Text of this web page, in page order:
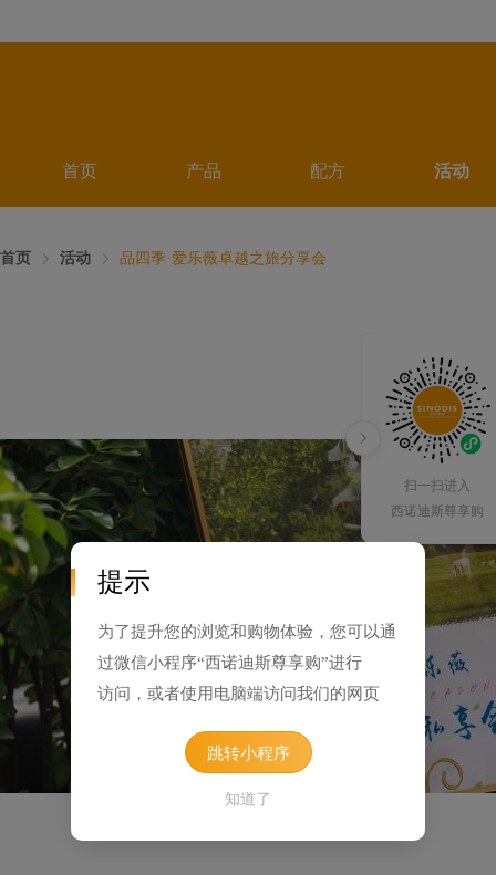
首页 产品 配方 活动
扫一扫进入
西诺迪斯尊享购
首页 活动 品四季·爱乐薇卓越之旅分享会
提示
为了提升您的浏览和购物体验，您可以通
过微信小程序“西诺迪斯尊享购”进行
访问，或者使用电脑端访问我们的网页
跳转小程序
知道了